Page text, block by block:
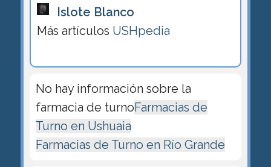
Islote Blanco
Más artículos USHpedia
No hay información sobre la
farmacia de turnoFarmacias de
Turno en Ushuaia
Farmacias de Turno en Río Grande